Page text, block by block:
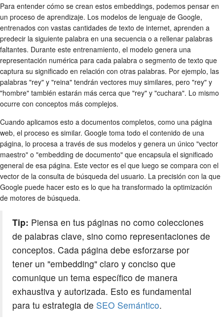
Para entender cómo se crean estos embeddings, podemos pensar en
un proceso de aprendizaje. Los modelos de lenguaje de Google,
entrenados con vastas cantidades de texto de internet, aprenden a
predecir la siguiente palabra en una secuencia o a rellenar palabras
faltantes. Durante este entrenamiento, el modelo genera una
representación numérica para cada palabra o segmento de texto que
captura su significado en relación con otras palabras. Por ejemplo, las
palabras "rey" y "reina" tendrán vectores muy similares, pero "rey" y
"hombre" también estarán más cerca que "rey" y "cuchara". Lo mismo
ocurre con conceptos más complejos.
Cuando aplicamos esto a documentos completos, como una página
web, el proceso es similar. Google toma todo el contenido de una
página, lo procesa a través de sus modelos y genera un único "vector
maestro" o "embedding de documento" que encapsula el significado
general de esa página. Este vector es el que luego se compara con el
vector de la consulta de búsqueda del usuario. La precisión con la que
Google puede hacer esto es lo que ha transformado la optimización
de motores de búsqueda.
Tip: Piensa en tus páginas no como colecciones
de palabras clave, sino como representaciones de
conceptos. Cada página debe esforzarse por
tener un "embedding" claro y conciso que
comunique un tema específico de manera
exhaustiva y autorizada. Esto es fundamental
para tu estrategia de SEO Semántico.